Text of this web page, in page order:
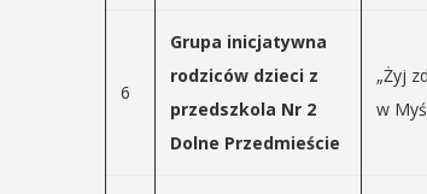
6
Grupa inicjatywna
rodziców dzieci z
przedszkola Nr 2
Dolne Przedmieście
„Żyj
w